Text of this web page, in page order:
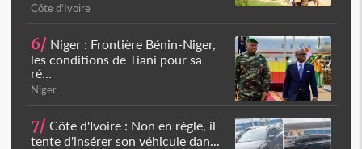
Côte d'Ivoire
6/ Niger : Frontière Bénin-Niger,
les conditions de Tiani pour sa
ré...
Niger
7/ Côte d'Ivoire : Non en règle, il
tente d'insérer son véhicule dan...